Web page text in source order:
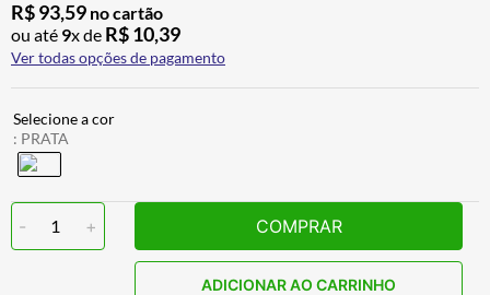
R$93,59 no cartão
ou até 9x de R$10,39
Ver todas opções de pagamento
: PRATA
- 1 + COMPRAR
ADICIONAR AO CARRINHO
9º CALÇA
10º BOTAS